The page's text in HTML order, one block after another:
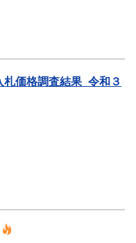
価格調査結果_令和３